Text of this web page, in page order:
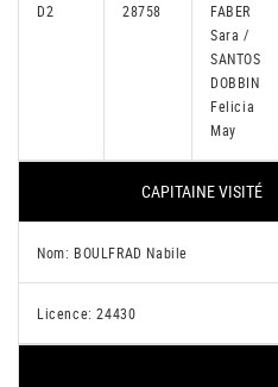
D2 28758
FABER
Sara /
SANTOS
DOBBIN
Felicia
May
CAPITAINE VISITÉ
Nom: BOULFRAD Nabile
Licence: 24430